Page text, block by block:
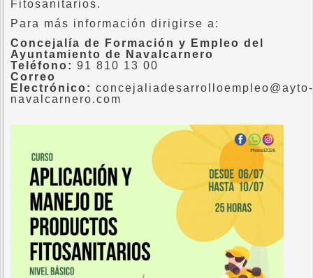
Fitosanitarios.
Para más información dirigirse a:
Concejalía de Formación y Empleo del
Ayuntamiento de Navalcarnero
Teléfono: 91 810 13 00
Correo
Electrónico: concejaliadesarrolloempleo@ayto-
navalcarnero.com